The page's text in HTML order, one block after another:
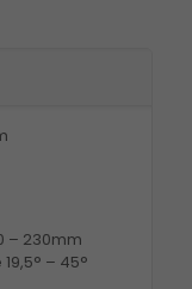
– 230mm
– 45°